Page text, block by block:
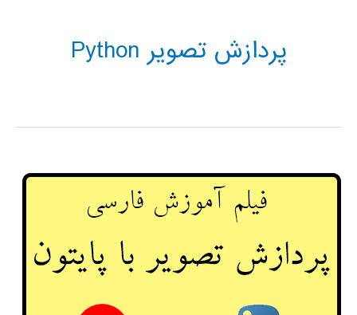
پردازش تصویر Python